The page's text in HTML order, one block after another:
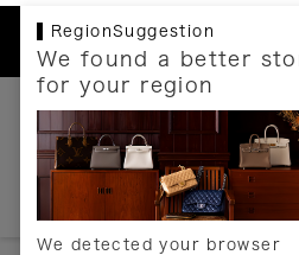
RegionSuggestion
We found a better
for your region
We detected your browser
お支払いについて
配送について
送料について
返品について